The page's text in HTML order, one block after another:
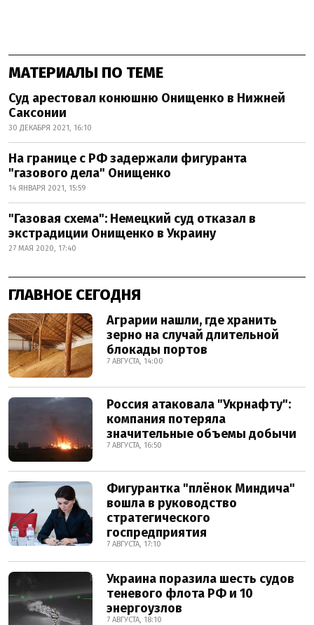
МАТЕРИАЛЫ ПО ТЕМЕ
Суд арестовал конюшню Онищенко в Нижней
Саксонии
30 ДЕКАБРЯ 2021, 16:10
На границе с РФ задержали фигуранта
"газового дела" Онищенко
14 ЯНВАРЯ 2021, 15:59
"Газовая схема": Немецкий суд отказал в
экстрадиции Онищенко в Украину
27 МАЯ 2020, 17:40
ГЛАВНОЕ СЕГОДНЯ
Аграрии нашли, где хранить
зерно на случай длительной
блокады портов
7 АВГУСТА, 14:00
Россия атаковала "Укрнафту":
компания потеряла
значительные объемы добычи
7 АВГУСТА, 16:50
Фигурантка "плёнок Миндича"
вошла в руководство
стратегического
госпредприятия
7 АВГУСТА, 17:10
Украина поразила шесть судов
теневого флота РФ и 10
энергоузлов
7 АВГУСТА, 18:10